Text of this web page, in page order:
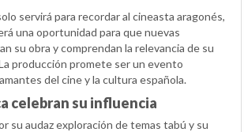
servirá para recordar al cineasta aragonés,
una oportunidad para que nuevas
su obra y comprendan la relevancia de su
producción promete ser un evento
del cine y la cultura española.
celebran su influencia
su audaz exploración de temas tabú y su